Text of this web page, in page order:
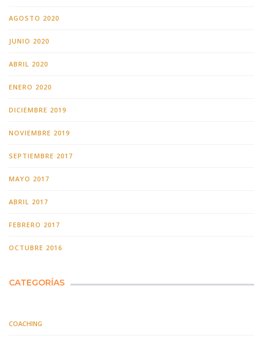
AGOSTO 2020
JUNIO 2020
ABRIL 2020
ENERO 2020
DICIEMBRE 2019
NOVIEMBRE 2019
SEPTIEMBRE 2017
MAYO 2017
ABRIL 2017
FEBRERO 2017
OCTUBRE 2016
CATEGORÍAS
COACHING